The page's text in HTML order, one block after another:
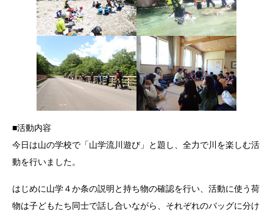
■活動内容
今日は山の学校で「山学流川遊び」と題し、全力で川を楽しむ活
動を行いました。
はじめに山学４か条の説明と持ち物の確認を行い、活動に使う荷
物は子どもたち同士で話し合いながら、それぞれのバッグに分け